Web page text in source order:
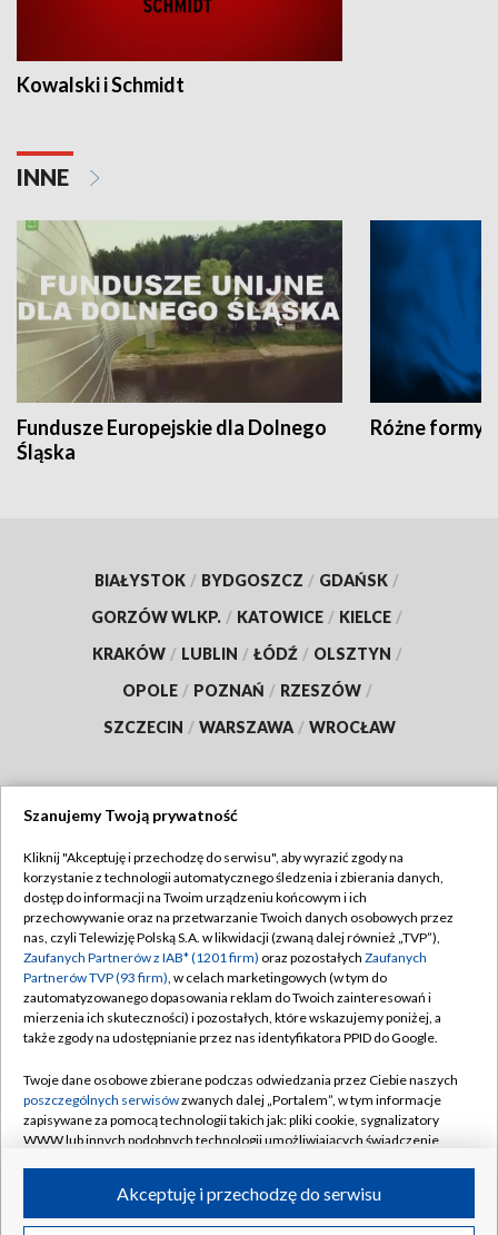
Kowalski i Schmidt
INNE
Fundusze Europejskie dla Dolnego
Śląska
Różne formy
BIAŁYSTOK / BYDGOSZCZ / GDAŃSK /
GORZÓW WLKP. / KATOWICE / KIELCE /
KRAKÓW / LUBLIN / ŁÓDŹ / OLSZTYN /
OPOLE / POZNAŃ / RZESZÓW /
SZCZECIN / WARSZAWA / WROCŁAW
TVP
Abonament TVP
Emisja w TVP
Centrum informacji TVP
Naziemna Telewizja Cyfrowa
Rada Programowa
System NOS
Informacje o nadawcy
Program dla prasy
Regulamin TVP
Polityka prywatności
Moje zgody
Pomoc
Kontakt
Kanały
©2026 Telewizja Polska S.A. w likwidacji
Szanujemy Twoją prywatność
Kliknij "Akceptuję i przechodzę do serwisu", aby wyrazić zgody na
korzystanie z technologii automatycznego śledzenia i zbierania danych,
dostęp do informacji na Twoim urządzeniu końcowym i ich
przechowywanie oraz na przetwarzanie Twoich danych osobowych przez
nas, czyli Telewizję Polską S.A. w likwidacji (zwaną dalej również „TVP”),
Zaufanych Partnerów z IAB* (1201 firm) oraz pozostałych Zaufanych
Partnerów TVP (93 firm), w celach marketingowych (w tym do
zautomatyzowanego dopasowania reklam do Twoich zainteresowań i
mierzenia ich skuteczności) i pozostałych, które wskazujemy poniżej, a
także zgody na udostępnianie przez nas identyfikatora PPID do Google.
Twoje dane osobowe zbierane podczas odwiedzania przez Ciebie naszych
poszczególnych serwisówzwanych dalej „Portalem”, w tym informacje
zapisywane za pomocą technologii takich jak: pliki cookie, sygnalizatory
WWW lub innych podobnych technologii umożliwiających świadczenie
ruchu w Internecie.Akceptuję i przechodzę do serwisu